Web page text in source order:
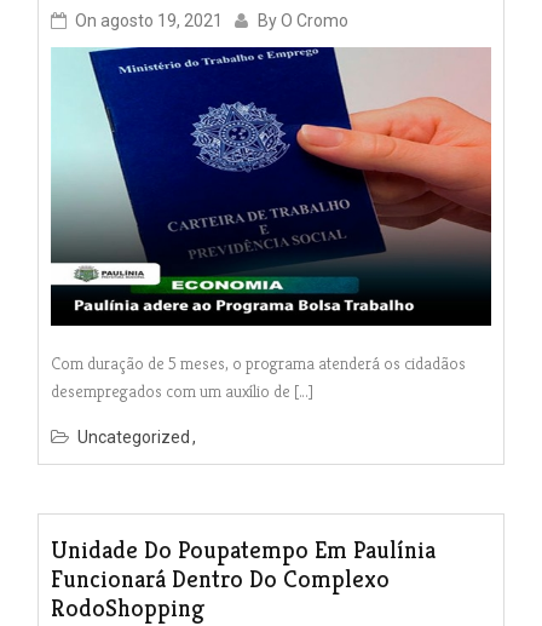
On agosto 19, 2021 ByO Cromo
Com duração de 5 meses, o programa atenderá os cidadãos
desempregados com um auxílio de […]
Uncategorized
Unidade Do Poupatempo Em Paulínia
Funcionará Dentro Do Complexo
RodoShopping